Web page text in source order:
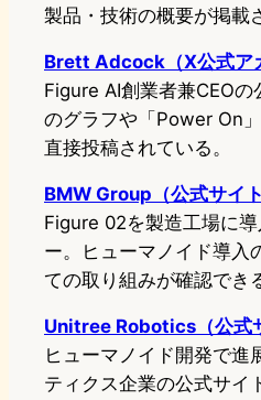
製品・技術の概要が掲載
Brett Adcock（X公式ア
Figure AI創業者兼CEOの
のグラフや「Power On
直接投稿されている。
BMW Group（公式サイト
Figure 02を製造工場に
ー。ヒューマノイド導入
ての取り組みが確認でき
Unitree Robotics（公式
ヒューマノイド開発で進
ティクス企業の公式サイ